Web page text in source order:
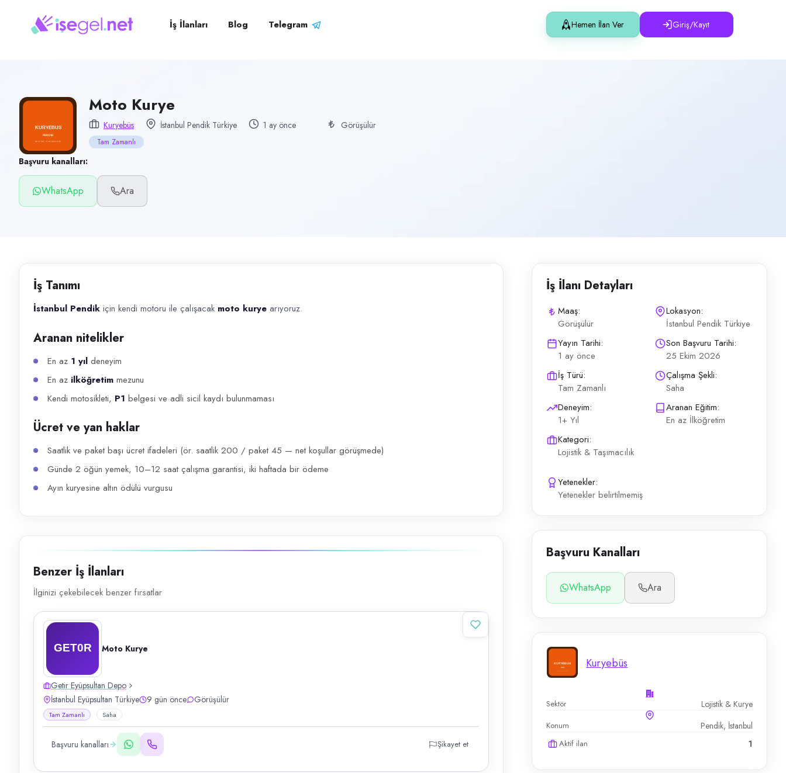
Moto Kurye
Lojistik & Taşımacılık
Pendik, İstanbul
Çalışma şekli
Tam Zamanlı
Yayın tarihi
27 Haziran 2026
Başvuru kanalları
WhatsApp, Telefon
İlan açıklaması
İstanbul Pendik için kendi motoru ile çalışacak moto kurye arıyoruz. Aranan nitelikler En az 1 yıl deneyim En az ilköğretim mezunu Kendi motosikleti, P1 belgesi ve adli sicil kaydı bulunmaması Ücret ve
İş İlanları Blog Telegram Hemen İlan Ver Giriş/Kayıt
Moto Kurye
Kuryebüs İstanbul Pendik Türkiye 1 ay önce Görüşülür
Tam Zamanlı
Başvuru kanalları:
WhatsApp Ara
İş Tanımı
İstanbul Pendik için kendi motoru ile çalışacak moto kurye arıyoruz.
Aranan nitelikler
En az 1 yıl deneyim
En az ilköğretim mezunu
Kendi motosikleti, P1 belgesi ve adli sicil kaydı bulunmaması
Ücret ve yan haklar
Saatlik ve paket başı ücret ifadeleri (ör. saatlik 200 / paket 45 — net koşullar görüşmede)
Günde 2 öğün yemek, 10–12 saat çalışma garantisi, iki haftada bir ödeme
Ayın kuryesine altın ödülü vurgusu
İş İlanı Detayları
Maaş:
Görüşülür
Lokasyon:
İstanbul Pendik Türkiye
Yayın Tarihi:
1 ay önce
Son Başvuru Tarihi:
25 Ekim 2026
İş Türü:
Tam Zamanlı
Çalışma Şekli:
Saha
Deneyim:
1+ Yıl
Aranan Eğitim:
En az İlköğretim
Kategori:
Lojistik & Taşımacılık
Yetenekler:
Yetenekler belirtilmemiş
Başvuru Kanalları
WhatsApp Ara
Kuryebüs
Sektör Lojistik & Kurye
Konum Pendik, İstanbul
Aktif ilan 1
Benzer İş İlanları
İlginizi çekebilecek benzer fırsatlar
Moto Kurye
Getir Eyüpsultan Depo
İstanbul Eyüpsultan Türkiye
9 gün önce Görüşülür
Tam Zamanlı Saha
Başvuru kanalları Şikayet et